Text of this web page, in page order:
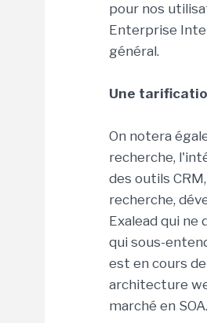
pour nos
Enterprise
général.
Une
On notera
recherche,
des outils
recherche,
Exalead qui
qui sous-
est en cours
architecture
marché en SOA.